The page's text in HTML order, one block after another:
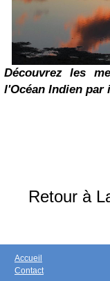
Découvrez les
l'Océan Indien par
Retour à
Accueil
Contact